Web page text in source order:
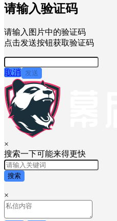
请输入验证码
请输入图片中的验证码
点击发送按钮获取验证码
取消 发送
×
搜索一下可能来得更快
搜索
×